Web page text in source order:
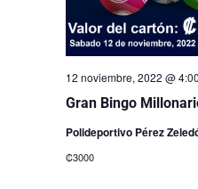
Gran Bingo
12 noviembre, 2022 @
Polideportivo Pérez
₡3000